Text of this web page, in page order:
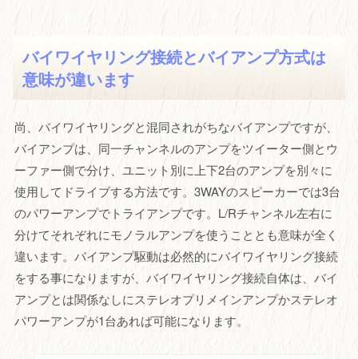
バイワイヤリング接続とバイアンプ方式は
意味が違います
尚、バイワイヤリングと混同されがちなバイアンプですが、
バイアンプは、同一チャンネルのアンプをツイーター側とウ
ーファー側で分け、ユニット別に上下2台のアンプを別々に
使用してドライブする方法です。3WAYのスピーカーでは3台
のパワーアンプでトライアンプです。L/Rチャンネル左右に
分けてそれぞれにモノラルアンプを使うこととも意味が全く
違います。バイアンプ駆動は必然的にバイワイヤリング接続
をする事になりますが、バイワイヤリング接続自体は、バイ
アンプとは関係なしにステレオプリメインアンプかステレオ
パワーアンプが1台あれば可能になります。